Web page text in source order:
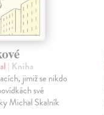
| Kniha
jimiž se nikdo
své
Michal Skalník